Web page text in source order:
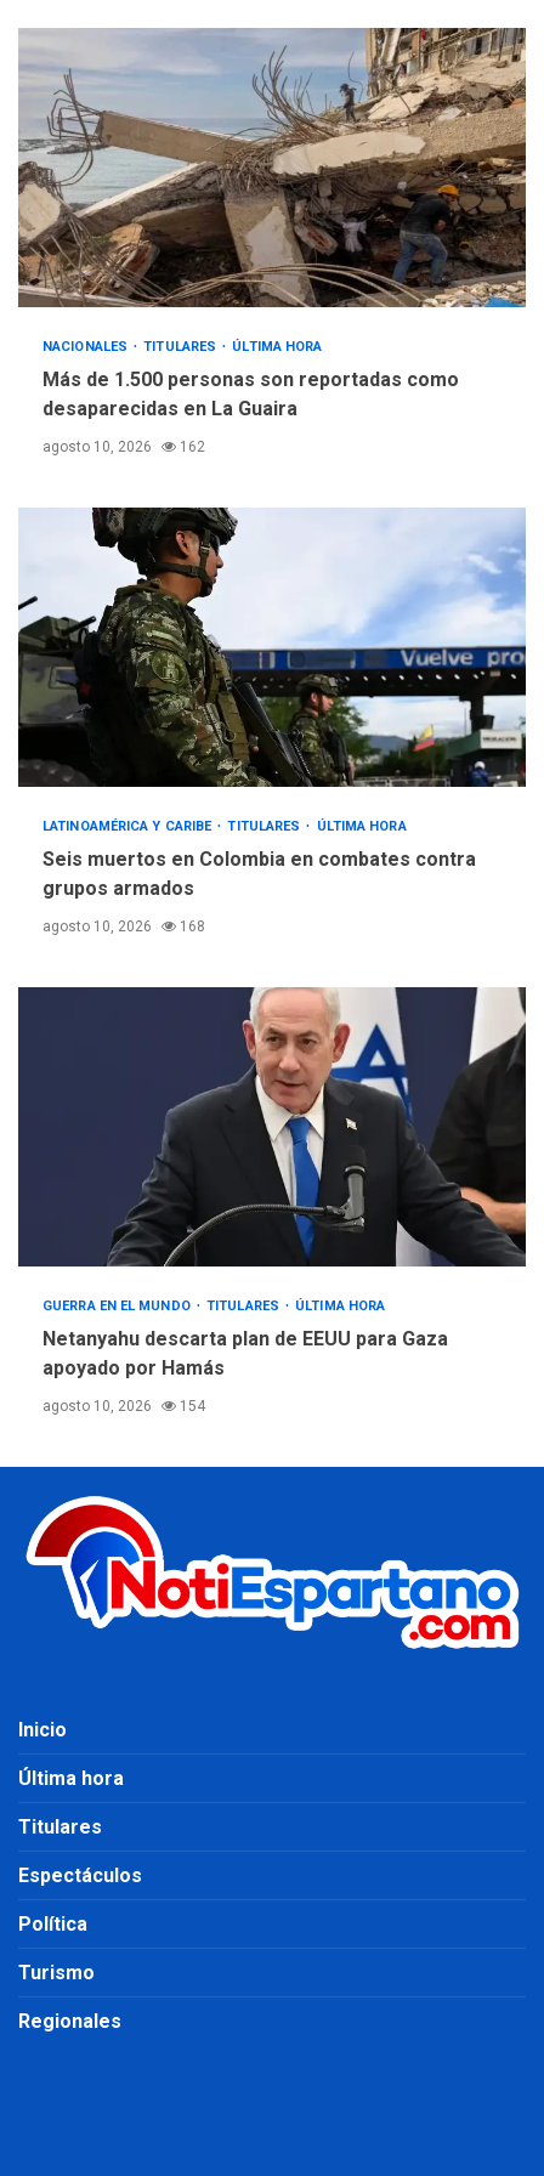
NACIONALES TITULARES ÚLTIMA HORA
Más de 1.500 personas son reportadas como
desaparecidas en La Guaira
agosto 10, 2026 162
LATINOAMÉRICA Y CARIBE TITULARES ÚLTIMA HORA
Seis muertos en Colombia en combates contra
grupos armados
agosto 10, 2026 168
GUERRA EN EL MUNDO TITULARES ÚLTIMA HORA
Netanyahu descarta plan de EEUU para Gaza
apoyado por Hamás
agosto 10, 2026 154
Inicio
Última hora
Titulares
Espectáculos
Política
Turismo
Regionales